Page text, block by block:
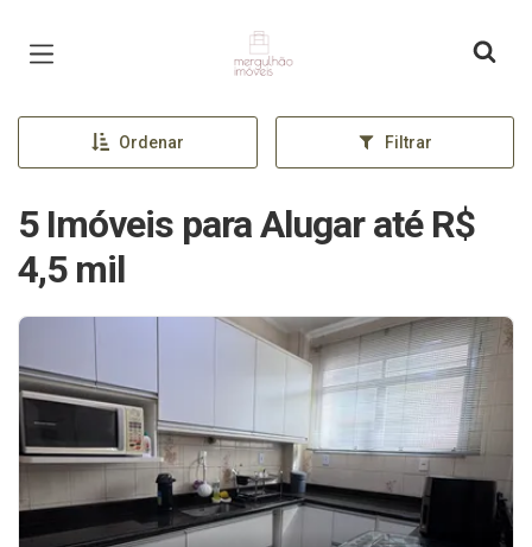
Página inicial
Ordenar Filtrar
5 Imóveis para Alugar até R$
4,5 mil